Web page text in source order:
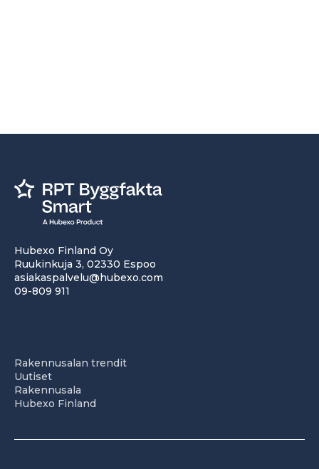
Hubexo Finland Oy
Ruukinkuja 3, 02330 Espoo
asiakaspalvelu@hubexo.com
09-809 911
Rakennusalan trendit
Uutiset
Rakennusala
Hubexo Finland